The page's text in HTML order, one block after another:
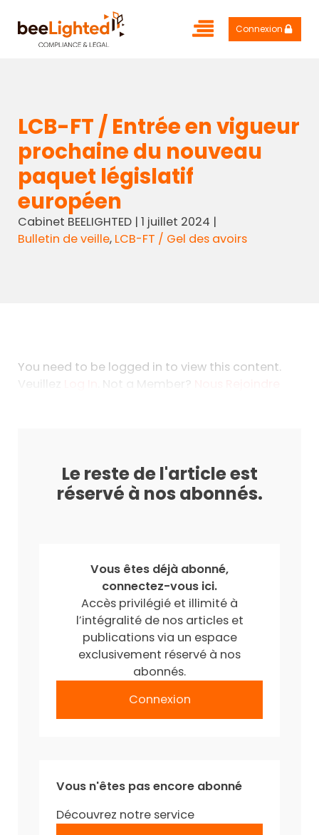
Connexion
LCB-FT / Entrée en vigueur
prochaine du nouveau
paquet législatif
européen
Cabinet BEELIGHTED| 1 juillet 2024 |
Bulletin de veille, LCB-FT / Gel des avoirs
You need to be logged in to view this content.
Veuillez
. Not a Member?
Le reste de l'article est
réservé à nos abonnés.
Vous êtes déjà abonné,
connectez-vous ici.
Accès privilégié et illimité à
l’intégralité de nos articles et
publications via un espace
exclusivement réservé à nos
abonnés.
Connexion
Vous n'êtes pas encore abonné
Découvrez notre service